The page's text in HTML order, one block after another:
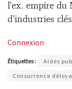
l'ex. empire
d'industries
Connexion
Étiquettes : Aides
Consurrence